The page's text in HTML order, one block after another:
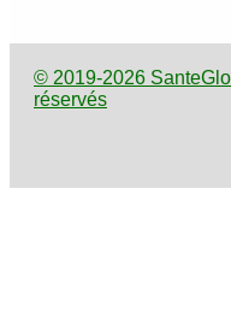
© 2019-2026
réservés